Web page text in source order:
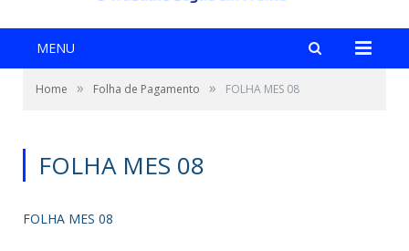
MENU
Home » Folha de Pagamento » FOLHA MES 08
FOLHA MES 08
FOLHA MES 08